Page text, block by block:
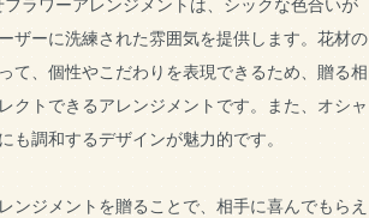
ザーに洗練された雰囲気を提供します。花材の
て、個性やこだわりを表現できるため、贈る相
クトできるアレンジメントです。また、オシャ
も調和するデザインが魅力的です。
ンジメントを贈ることで、相手に喜んでもらえ